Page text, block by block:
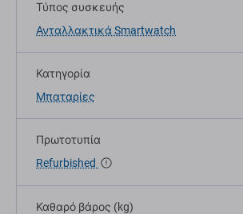
Τύπος συσκευής
Ανταλλακτικά Smartwatch
Κατηγορία
Μπαταρίες
Πρωτοτυπία
Refurbished
Καθαρό βάρος (kg)